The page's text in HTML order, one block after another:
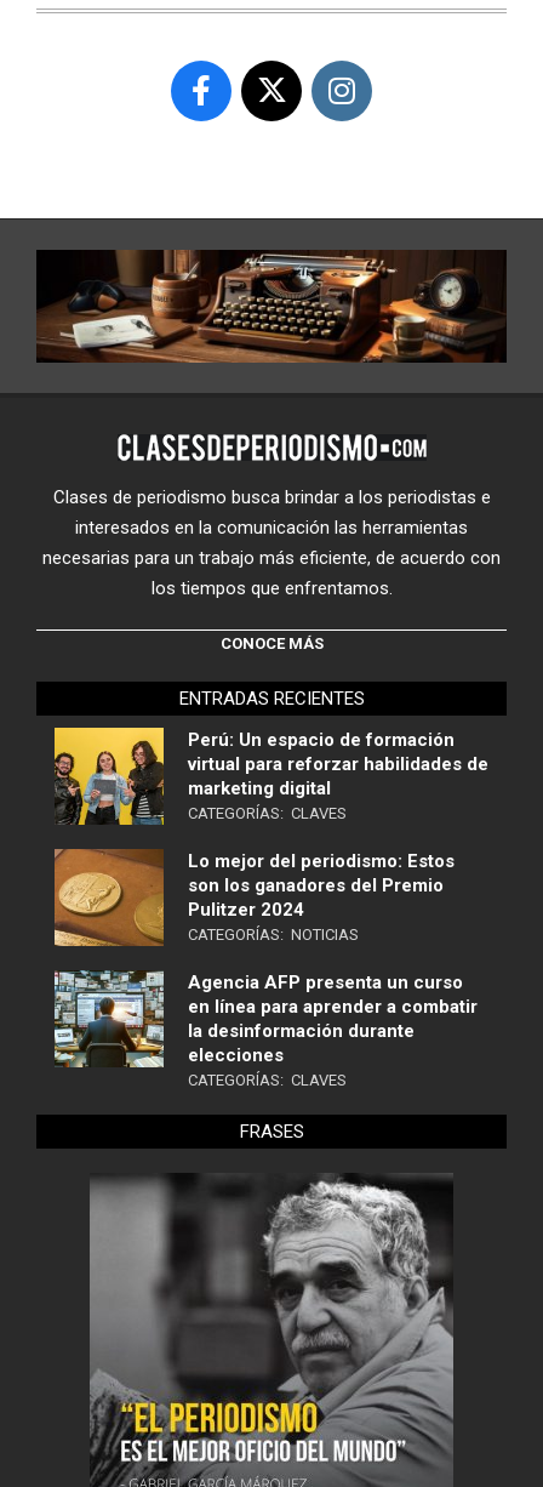
Clases de periodismo busca brindar a los periodistas e
interesados en la comunicación las herramientas
necesarias para un trabajo más eficiente, de acuerdo con
los tiempos que enfrentamos.
CONOCE MÁS
ENTRADAS RECIENTES
Perú: Un espacio de formación
virtual para reforzar habilidades de
marketing digital
CATEGORÍAS: CLAVES
Lo mejor del periodismo: Estos
son los ganadores del Premio
Pulitzer 2024
CATEGORÍAS: NOTICIAS
Agencia AFP presenta un curso
en línea para aprender a combatir
la desinformación durante
elecciones
CATEGORÍAS: CLAVES
FRASES